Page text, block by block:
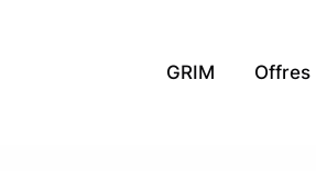
GRIM Offres